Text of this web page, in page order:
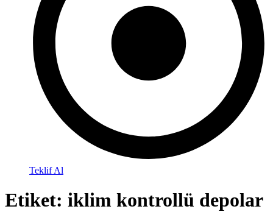
Teklif Al
Etiket: iklim kontrollü depolar